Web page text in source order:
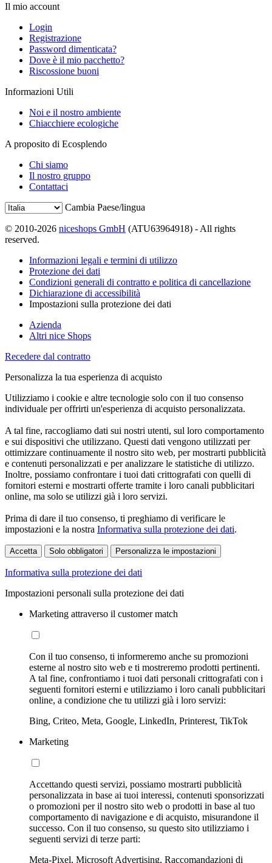
Il mio account
Login
Registrazione
Password dimenticata?
Dove è il mio pacchetto?
Riscossione buoni
Informazioni Utili
Noi e il nostro ambiente
Chiacchiere ecologiche
A proposito di Ecosplendo
Chi siamo
Il nostro gruppo
Contattaci
Cambia Paese/lingua
© 2010-2026 niceshops GmbH (ATU63964918) - All rights
reserved.
Informazioni legali e termini di utilizzo
Protezione dei dati
Condizioni generali di contratto e politica di cancellazione
Dichiarazione di accessibilità
Impostazioni sulla protezione dei dati
Azienda
Altri nice Shops
Recedere dal contratto
Personalizza la tua esperienza di acquisto
Utilizziamo i cookie e altre tecnologie solo con il tuo consenso
individuale per offrirti un'esperienza di acquisto personalizzata.
A tal fine, raccogliamo dati sui nostri utenti, sul loro comportamento
e sui dispositivi che utilizzano. Questi dati vengono utilizzati per
ottimizzare continuamente il nostro sito web, per mostrarti pubblicità
e contenuti personalizzati e per analizzare le statistiche di utilizzo.
Inoltre, possiamo confrontare i tuoi dati crittografati con quelli di
fornitori esterni e mostrarti offerte tramite i loro canali pubblicitari
online, ma solo se utilizzi già i loro servizi.
Prima di dare il tuo consenso, ti preghiamo di verificare le
impostazioni e la nostra Informativa sulla protezione dei dati.
Accetta Solo obbligatori Personalizza le impostazioni
Informativa sulla protezione dei dati
Impostazioni personali sulla protezione dei dati
Marketing attraverso il customer match
Con il tuo consenso, ti informeremo anche su promozioni
esterne al nostro sito web e ti mostreremo prodotti pertinenti.
A tal fine, confrontiamo i tuoi dati personali crittografati con i
seguenti fornitori esterni e utilizziamo i loro canali pubblicitari
online, a condizione che tu utilizzi già i loro servizi:
Bing, Criteo, Meta, Google, LinkedIn, Printerest, TikTok
Marketing
Accettando questi servizi, possiamo mostrarti pubblicità
personalizzata in base ai tuoi interessi, contenuti sponsorizzati
o promozioni per il nostro sito web o prodotti in base al tuo
comportamento di navigazione e di acquisto, misurandone il
successo. Con il tuo consenso, su questo sito utilizziamo i
seguenti servizi di terze parti:
Meta-Pixel, Microsoft Advertising, Raccomandazioni di